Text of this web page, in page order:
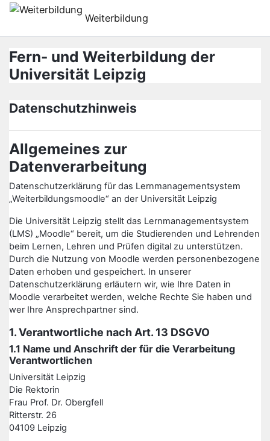
Прапусьціць да асноўнага кантэнту
Weiterbildung
Fern- und Weiterbildung der
Universität Leipzig
Datenschutzhinweis
Allgemeines zur
Datenverarbeitung
Datenschutzerklärung für das Lernmanagementsystem
„Weiterbildungsmoodle“ an der Universität Leipzig
Die Universität Leipzig stellt das Lernmanagementsystem
(LMS) „Moodle“ bereit, um die Studierenden und Lehrenden
beim Lernen, Lehren und Prüfen digital zu unterstützen.
Durch die Nutzung von Moodle werden personenbezogene
Daten erhoben und gespeichert. In unserer
Datenschutzerklärung erläutern wir, wie Ihre Daten in
Moodle verarbeitet werden, welche Rechte Sie haben und
wer Ihre Ansprechpartner sind.
1. Verantwortliche nach Art. 13 DSGVO
1.1 Name und Anschrift der für die Verarbeitung
Verantwortlichen
Universität Leipzig
Die Rektorin
Frau Prof. Dr. Obergfell
Ritterstr. 26
04109 Leipzig